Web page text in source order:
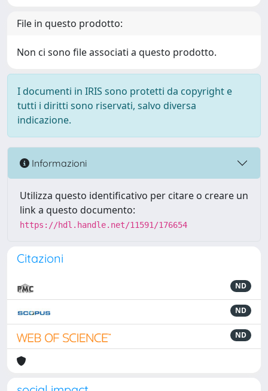
File in questo prodotto:
Non ci sono file associati a questo prodotto.
I documenti in IRIS sono protetti da copyright e
tutti i diritti sono riservati, salvo diversa
indicazione.
Informazioni
Utilizza questo identificativo per citare o creare un
link a questo documento:
https://hdl.handle.net/11591/176654
Citazioni
ND
ND
ND